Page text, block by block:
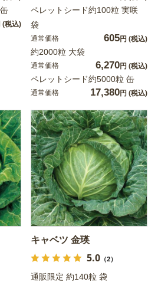
(税込)
ペレットシード約100粒 実咲
袋
通常価格 605円 (税込)
約2000粒 大袋
通常価格 6,270円 (税込)
ペレットシード約5000粒 缶
通常価格 17,380円 (税込)
キャベツ 金瑛
5.0（2）
通販限定 約140粒 袋